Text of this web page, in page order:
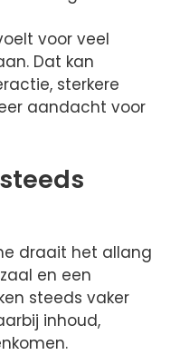
voor veel
Dat kan
sterkere
aandacht voor
draait het allang
en een
steeds vaker
inhoud,